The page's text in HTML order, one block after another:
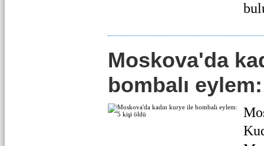
Moskova'da
bombalı